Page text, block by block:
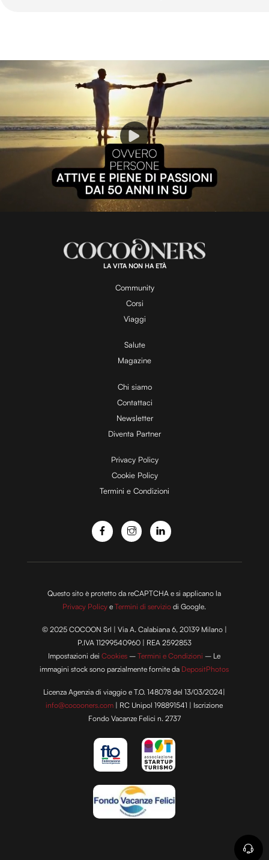
P
l
a
y
V
i
d
e
o
L
:
1
0
0
.
0
LA VITA NON HA ETÀ
Community
Corsi
Viaggi
Salute
Magazine
Chi siamo
Contattaci
Newsletter
Diventa Partner
Privacy Policy
Cookie Policy
Termini e Condizioni
Questo sito è protetto da reCAPTCHA e si applicano la
Privacy Policy eTermini di servizio di Google.
© 2025 COCOON Srl | Via A. Calabiana 6, 20139 Milano |
P.IVA 11299540960 | REA 2592853
Impostazioni deiCookies –Termini e Condizioni – Le
immagini stock sono parzialmente fornite da DepositPhotos
Licenza Agenzia di viaggio e T.O. 148078 del 13/03/2024|
info@cocooners.com | RC Unipol 198891541 | Iscrizione
Fondo Vacanze Felici n. 2737